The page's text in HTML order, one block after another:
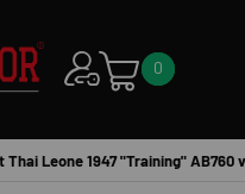
0
Thai Leone 1947 "Training" AB760